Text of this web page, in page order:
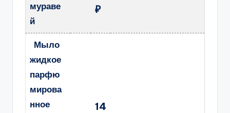
мураве
й
₽
Мыло
жидкое
парфю
мирова
нное
14